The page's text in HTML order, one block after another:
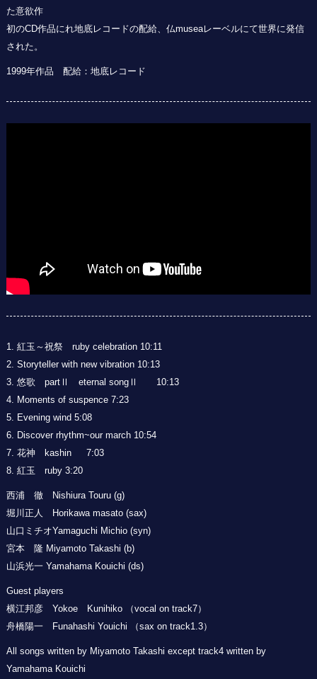
た意欲作
初のCD作品にれ地底レコードの配給、仏museaレーベルにて世界に発信
された。
1999年作品 配給：地底レコード
1. 紅玉～祝祭 ruby celebration 10:11
2. Storyteller with new vibration 10:13
3. 悠歌 partⅡ eternal songⅡ 10:13
4. Moments of suspence 7:23
5. Evening wind 5:08
6. Discover rhythm~our march 10:54
7. 花神 kashin 7:03
8. 紅玉 ruby 3:20
西浦 徹 Nishiura Touru (g)
堀川正人 Horikawa masato (sax)
山口ミチオYamaguchi Michio (syn)
宮本 隆 Miyamoto Takashi (b)
山浜光一 Yamahama Kouichi (ds)
Guest players
横江邦彦 Yokoe Kunihiko （vocal on track7）
舟橋陽一 Funahashi Youichi （sax on track1.3）
All songs written by Miyamoto Takashi except track4 written by
Yamahama Kouichi